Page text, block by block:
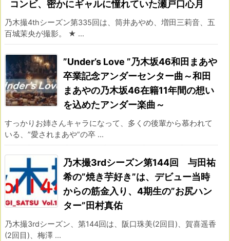
コンビ、密かにギャルに憧れていた瀬戸口心月
乃木撮4thシーズン第335回は、筒井あやめ、増田三莉音、五
百城茉央が撮影。 ★ ...
”Under’s Love ”乃木坂46和田まあや
卒業記念アンダーセンター曲～和田
まあやの乃木坂46在籍11年間の想い
を込めたアンダー楽曲～
すっかりお姉さんキャラになって、多くの後輩から慕われて
いる、”愛されまあや”の卒 ...
乃木撮3rdシーズン第144回 与田祐
希の”焼き芋好き”は、デビュー当時
からの筋金入り、4期生の”お尻ハン
ター”田村真佑
乃木撮3rdシーズン、第144回は、阪口珠美(2回目)、賀喜遥香
(2回目)、梅澤 ...